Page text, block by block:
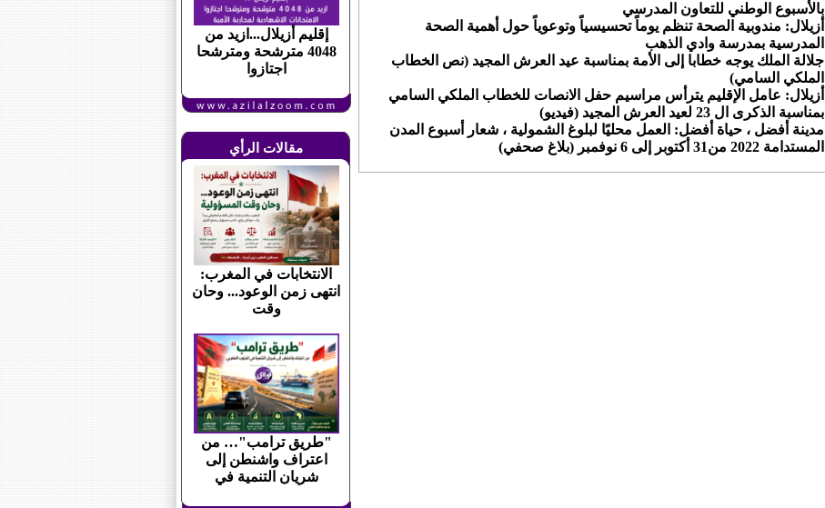
إقليم أزيلال...ازيد من
4048 مترشحة ومترشحا
اجتازوا
مقالات الرأي
الانتخابات في المغرب:
انتهى زمن الوعود... وحان
وقت
"طريق ترامب"… من
اعتراف واشنطن إلى
شريان التنمية في
بالأسبوع الوطني للتعاون المدرسي
أزيلال: مندوبية الصحة تنظم يوماً تحسيسياً وتوعوياً حول أهمية الصحة
المدرسية بمدرسة وادي الذهب
جلالة الملك يوجه خطابا إلى الأمة بمناسبة عيد العرش المجيد (نص الخطاب
الملكي السامي)
أزيلال: عامل الإقليم يترأس مراسيم حفل الانصات للخطاب الملكي السامي
بمناسبة الذكرى ال 23 لعيد العرش المجيد (فيديو)
مدينة أفضل ، حياة أفضل: العمل محليًا لبلوغ الشمولية ، شعار أسبوع المدن
المستدامة 2022 من31 أكتوبر إلى 6 نوفمبر (بلاغ صحفي)